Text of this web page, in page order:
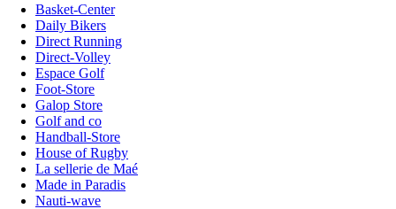
Basket-Center
Daily Bikers
Direct Running
Direct-Volley
Espace Golf
Foot-Store
Galop Store
Golf and co
Handball-Store
House of Rugby
La sellerie de Maé
Made in Paradis
Nauti-wave